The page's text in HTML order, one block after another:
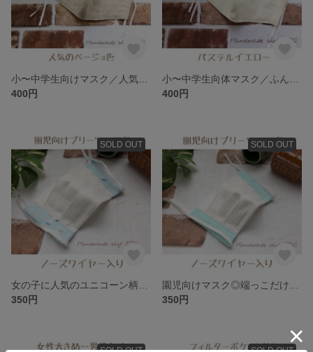
400円
400円
SOLD OUT
350円
SOLD OUT
350円